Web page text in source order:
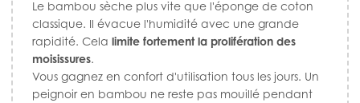
Le bambou sèche plus vite que l'éponge de coton
classique. Il évacue l'humidité avec une grande
rapidité. Cela limite fortement la prolifération des
moisissures.
Vous gagnez en confort d'utilisation tous les jours. Un
peignoir en bambou ne reste pas mouillé pendant